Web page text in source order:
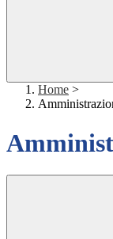
Home >